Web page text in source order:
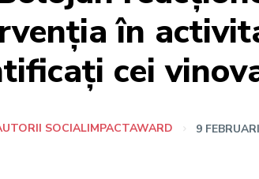
în
cei
SOCIALIMPACTAWARD 9